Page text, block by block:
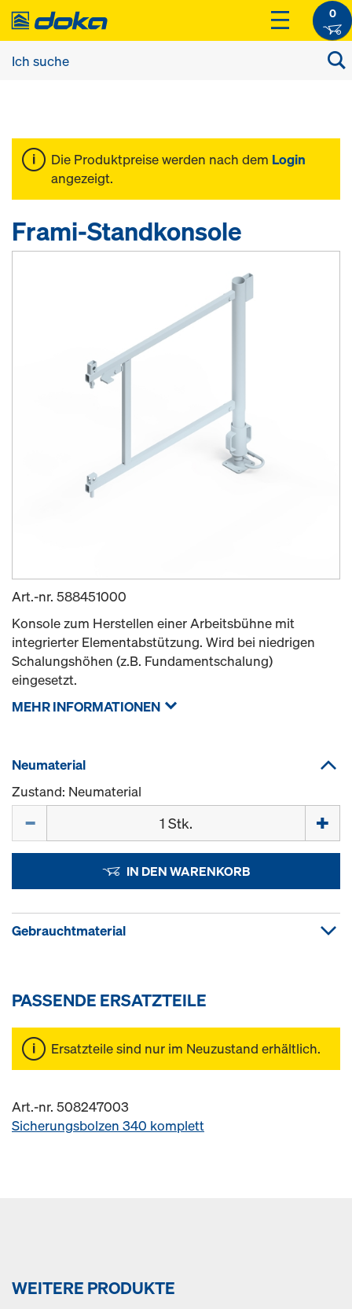
0
Die Produktpreise werden nach dem Login
angezeigt.
Frami-Standkonsole
Art.-nr. 588451000
Konsole zum Herstellen einer Arbeitsbühne mit
integrierter Elementabstützung. Wird bei niedrigen
Schalungshöhen (z.B. Fundamentschalung)
eingesetzt.
MEHR INFORMATIONEN
Neumaterial
Zustand: Neumaterial
IN DEN WARENKORB
Gebrauchtmaterial
PASSENDE ERSATZTEILE
Ersatzteile sind nur im Neuzustand erhältlich.
Art.-nr. 508247003
Sicherungsbolzen 340 komplett
WEITERE PRODUKTE